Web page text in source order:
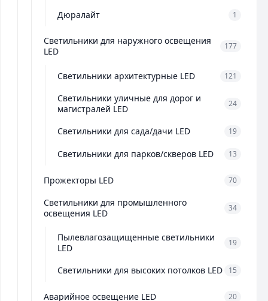
Дюралайт 1
Светильники для наружного освещения
LED
177
Светильники архитектурные LED 121
Светильники уличные для дорог и
магистралей LED
24
Светильники для сада/дачи LED 19
Светильники для парков/скверов LED 13
Прожекторы LED 70
Светильники для промышленного
освещения LED
34
Пылевлагозащищенные светильники
LED
19
Светильники для высоких потолков LED 15
Аварийное освещение LED 20